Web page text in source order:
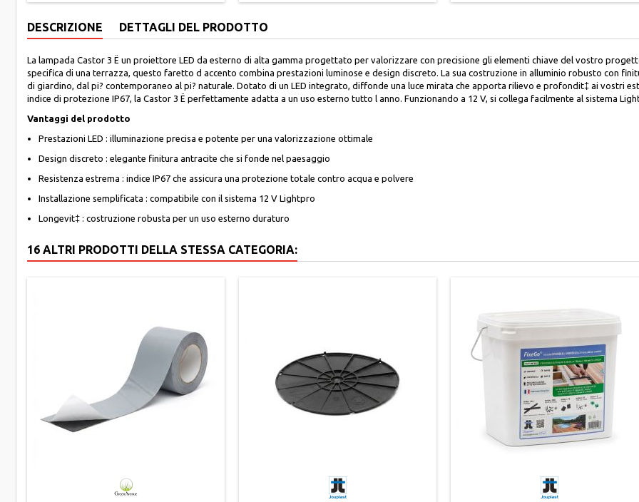
DESCRIZIONE DETTAGLI DEL PRODOTTO
La lampada Castor 3 Ë un proiettore LED da esterno di alta gamma progettato per valorizzare con precisione gli elementi chiave del vostro
specifica di una terrazza, questo faretto d accento combina prestazioni luminose e design discreto. La sua costruzione in alluminio robusto con
di giardino, dal pi? contemporaneo al pi? naturale. Dotato di un LED integrato, diffonde una luce mirata che apporta rilievo e profondit‡ ai vostri
indice di protezione IP67, la Castor 3 Ë perfettamente adatta a un uso esterno tutto l anno. Funzionando a 12 V, si collega facilmente al sistema
Vantaggi del prodotto
Prestazioni LED : illuminazione precisa e potente per una valorizzazione ottimale
Design discreto : elegante finitura antracite che si fonde nel paesaggio
Resistenza estrema : indice IP67 che assicura una protezione totale contro acqua e polvere
Installazione semplificata : compatibile con il sistema 12 V Lightpro
Longevit‡ : costruzione robusta per un uso esterno duraturo
16 ALTRI PRODOTTI DELLA STESSA CATEGORIA: